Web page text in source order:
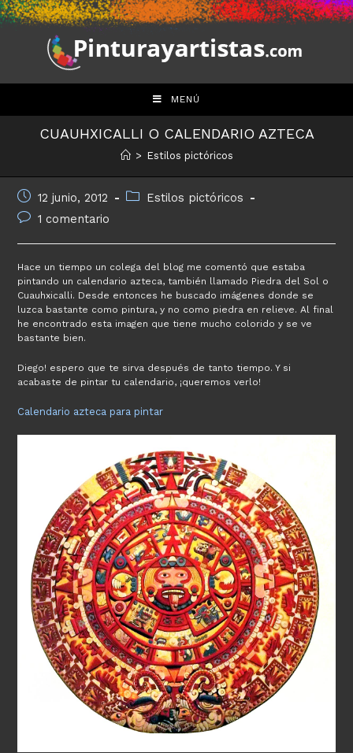
Saltar
al
contenido
MENÚ
CUAUHXICALLI O CALENDARIO AZTECA
> Estilos pictóricos
Publicación
de
entrada:
12 junio, 2012
Categoría
entrada:
Estilos pictóricos
Comentarios
entrada:
1 comentario
Hace un tiempo un colega del blog me comentó que estaba
pintando un calendario azteca, también llamado Piedra del Sol o
Cuauhxicalli. Desde entonces he buscado imágenes donde se
luzca bastante como pintura, y no como piedra en relieve. Al final
he encontrado esta imagen que tiene mucho colorido y se ve
bastante bien.
Diego! espero que te sirva después de tanto tiempo. Y si
acabaste de pintar tu calendario, ¡queremos verlo!
Calendario azteca para pintar